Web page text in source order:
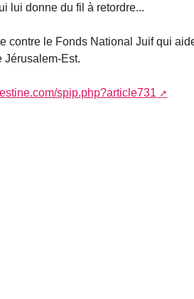
lui donne du fil à retordre...
contre le Fonds National Juif qui
Jérusalem-Est.
spip.php?article731